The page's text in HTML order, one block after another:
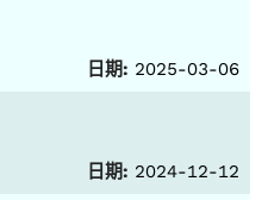
日期: 2025-03-06
日期: 2024-12-12